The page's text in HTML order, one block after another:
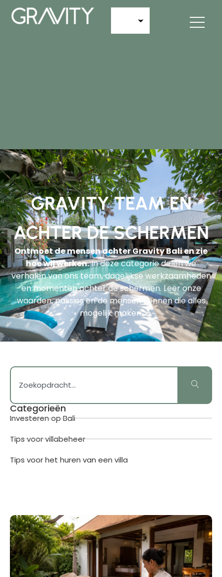
GRAVITY TEAM EN
ACHTER DE SCHERMEN
Ontmoet de mensen achter Gravity Bali en zie
hoe wij werken.In deze categorie delen we
verhalen van ons team, dagelijkse werkzaamheden
en momenten achter de schermen. Leer onze
waarden, passies en de mensen kennen die alles
mogelijk maken.
Categorieën
Investeren op Bali
Tips voor villabeheer
Tips voor het huren van een villa